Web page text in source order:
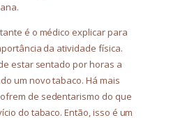
é o médico explicar para
da atividade física.
estar sentado por horas a
um novo tabaco. Há mais
de sedentarismo do que
do tabaco. Então, isso é um